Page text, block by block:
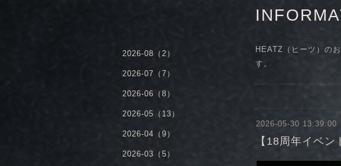
HEATZ（ヒーツ）の
す。
2026-05-30 13:39:00
【18周年イベ
2026-08（2）
2026-07（7）
2026-06（8）
2026-05（13）
2026-04（9）
2026-03（5）